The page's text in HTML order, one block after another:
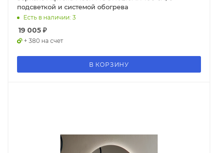
подсветкой и системой обогрева
Есть в наличии: 3
19 005 ₽
+ 380 на счет
В КОРЗИНУ